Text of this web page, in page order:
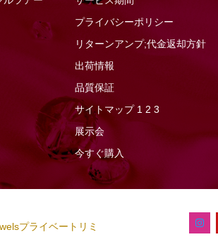
プライバシーポリシー
リターンアンプ;代金返却方針
出荷情報
品質保証
サイトマップ 1 2 3
展示会
今すぐ購入
プライベートリミ